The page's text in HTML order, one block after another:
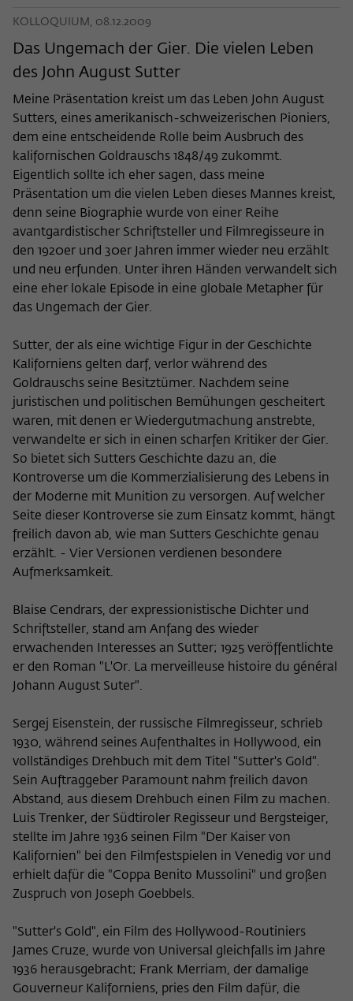
KOLLOQUIUM, 08.12.2009
Das Ungemach der Gier. Die vielen Leben
des John August Sutter
Meine Präsentation kreist um das Leben John August
Sutters, eines amerikanisch-schweizerischen Pioniers,
dem eine entscheidende Rolle beim Ausbruch des
kalifornischen Goldrauschs 1848/49 zukommt.
Eigentlich sollte ich eher sagen, dass meine
Präsentation um die vielen Leben dieses Mannes kreist,
denn seine Biographie wurde von einer Reihe
avantgardistischer Schriftsteller und Filmregisseure in
den 1920er und 30er Jahren immer wieder neu erzählt
und neu erfunden. Unter ihren Händen verwandelt sich
eine eher lokale Episode in eine globale Metapher für
das Ungemach der Gier.
Sutter, der als eine wichtige Figur in der Geschichte
Kaliforniens gelten darf, verlor während des
Goldrauschs seine Besitztümer. Nachdem seine
juristischen und politischen Bemühungen gescheitert
waren, mit denen er Wiedergutmachung anstrebte,
verwandelte er sich in einen scharfen Kritiker der Gier.
So bietet sich Sutters Geschichte dazu an, die
Kontroverse um die Kommerzialisierung des Lebens in
der Moderne mit Munition zu versorgen. Auf welcher
Seite dieser Kontroverse sie zum Einsatz kommt, hängt
freilich davon ab, wie man Sutters Geschichte genau
erzählt. - Vier Versionen verdienen besondere
Aufmerksamkeit.
Blaise Cendrars, der expressionistische Dichter und
Schriftsteller, stand am Anfang des wieder
erwachenden Interesses an Sutter; 1925 veröffentlichte
er den Roman "L'Or. La merveilleuse histoire du général
Johann August Suter".
Sergej Eisenstein, der russische Filmregisseur, schrieb
1930, während seines Aufenthaltes in Hollywood, ein
vollständiges Drehbuch mit dem Titel "Sutter's Gold".
Sein Auftraggeber Paramount nahm freilich davon
Abstand, aus diesem Drehbuch einen Film zu machen.
Luis Trenker, der Südtiroler Regisseur und Bergsteiger,
stellte im Jahre 1936 seinen Film "Der Kaiser von
Kalifornien" bei den Filmfestspielen in Venedig vor und
erhielt dafür die "Coppa Benito Mussolini" und großen
Zuspruch von Joseph Goebbels.
"Sutter's Gold", ein Film des Hollywood-Routiniers
James Cruze, wurde von Universal gleichfalls im Jahre
1936 herausgebracht; Frank Merriam, der damalige
Gouverneur Kaliforniens, pries den Film dafür, die